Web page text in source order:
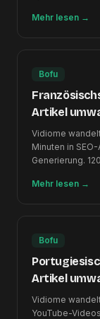
Mehr lesen →
Bofu
Artikel
Vidiome
Minuten in
Generierung.
Mehr lesen →
Bofu
Artikel
Vidiome
YouTube-